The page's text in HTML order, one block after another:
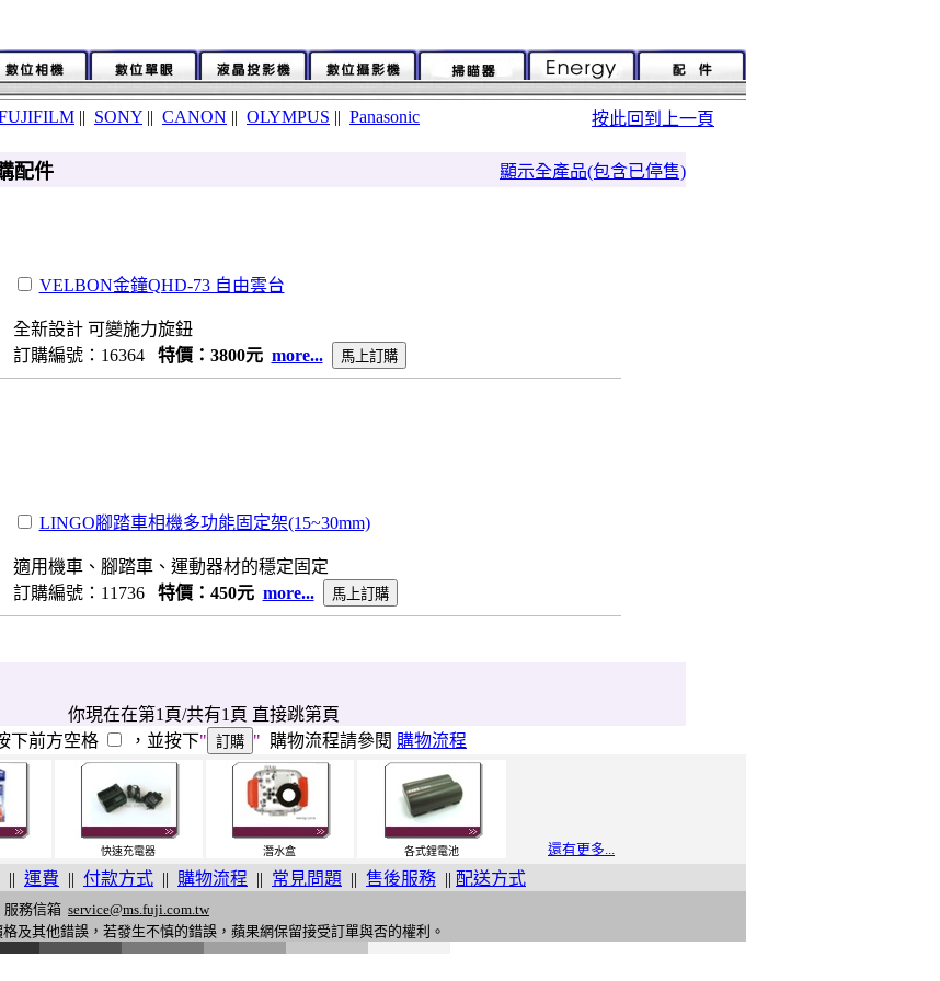
|| SONY || CANON || OLYMPUS || Panasonic 按此回到上一頁
配件 顯示全產品(包含已停售)
VELBON金鐘QHD-73 自由雲台
全新設計 可變施力旋鈕
訂購編號：16364 特價：3800元 more...
LINGO腳踏車相機多功能固定架(15~30mm)
適用機車、腳踏車、運動器材的穩定固定
訂購編號：11736 特價：450元 more...
你現在在第1頁/共有1頁 直接跳第頁
下前方空格
，並按下" " 購物流程請參閱 購物流程
快速充電器 潛水盒 各式鋰電池 還有更多...
|| 運費 || 付款方式 || 購物流程 || 常見問題 || 售後服務 || 配送方式
務信箱 service@ms.fuji.com.tw
及其他錯誤，若發生不慎的錯誤，蘋果網保留接受訂單與否的權利。